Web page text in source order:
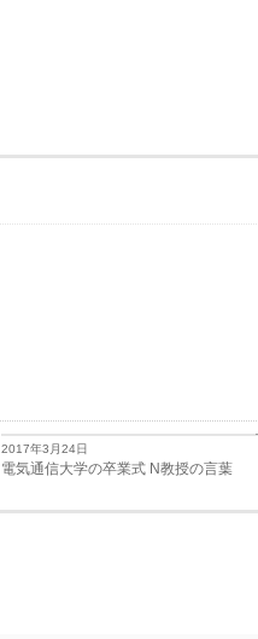
2017年3月24日
電気通信大学の卒業式 N教授の言葉